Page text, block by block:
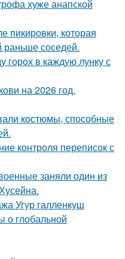
хуже анапской
пикировки, которая
раньше соседей.
горох в каждую лунку с
на 2026 год.
костюмы, способные
контроля переписок с
заняли один из
Угур галленкуш
о глобальной